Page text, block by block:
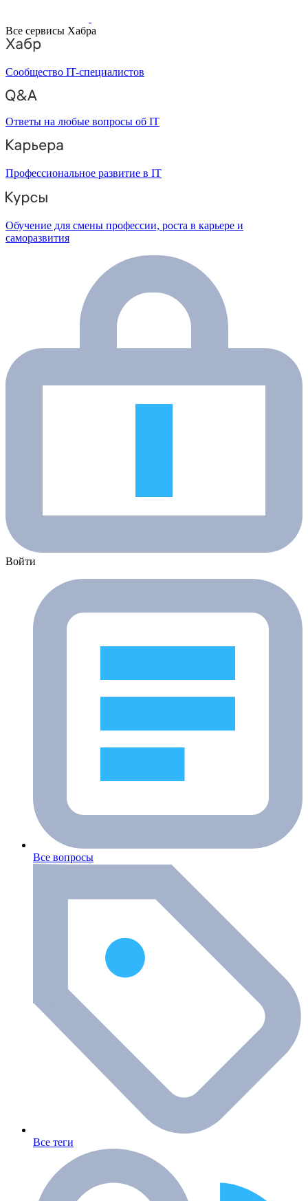
Все сервисы Хабра
Сообщество IT-специалистов
Ответы на любые вопросы об IT
Профессиональное развитие в IT
Обучение для смены профессии, роста в карьере и
саморазвития
Войти
Все вопросы
Все теги